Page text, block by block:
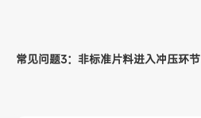
常见问题3：非标准片料进入冲压环节